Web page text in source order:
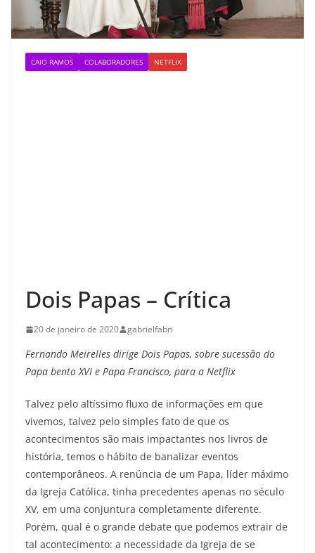
CAIO RAMOS COLABORADORES NETFLIX
Dois Papas – Crítica
20 de janeiro de 2020 gabrielfabri
Fernando Meirelles dirige Dois Papas, sobre sucessão do
Papa bento XVI e Papa Francisco, para a Netflix
Talvez pelo altíssimo fluxo de informações em que
vivemos, talvez pelo simples fato de que os
acontecimentos são mais impactantes nos livros de
história, temos o hábito de banalizar eventos
contemporâneos. A renúncia de um Papa, líder máximo
da Igreja Católica, tinha precedentes apenas no século
XV, em uma conjuntura completamente diferente.
Porém, qual é o grande debate que podemos extrair de
tal acontecimento: a necessidade da Igreja de se